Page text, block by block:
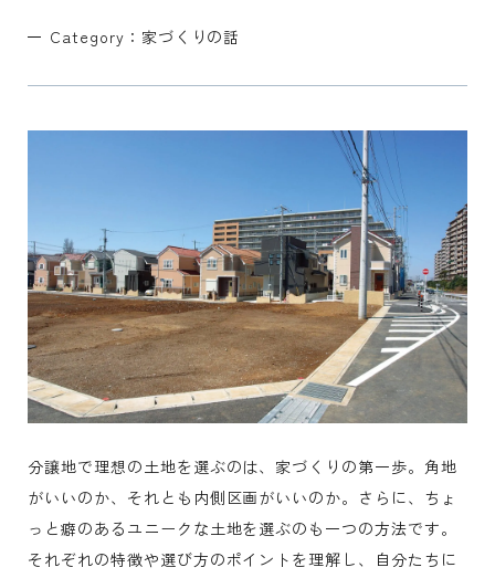
Category： 家づくりの話
分譲地で理想の土地を選ぶのは、家づくりの第一歩。角地
がいいのか、それとも内側区画がいいのか。さらに、ちょ
っと癖のあるユニークな土地を選ぶのも一つの方法です。
それぞれの特徴や選び方のポイントを理解し、自分たちに